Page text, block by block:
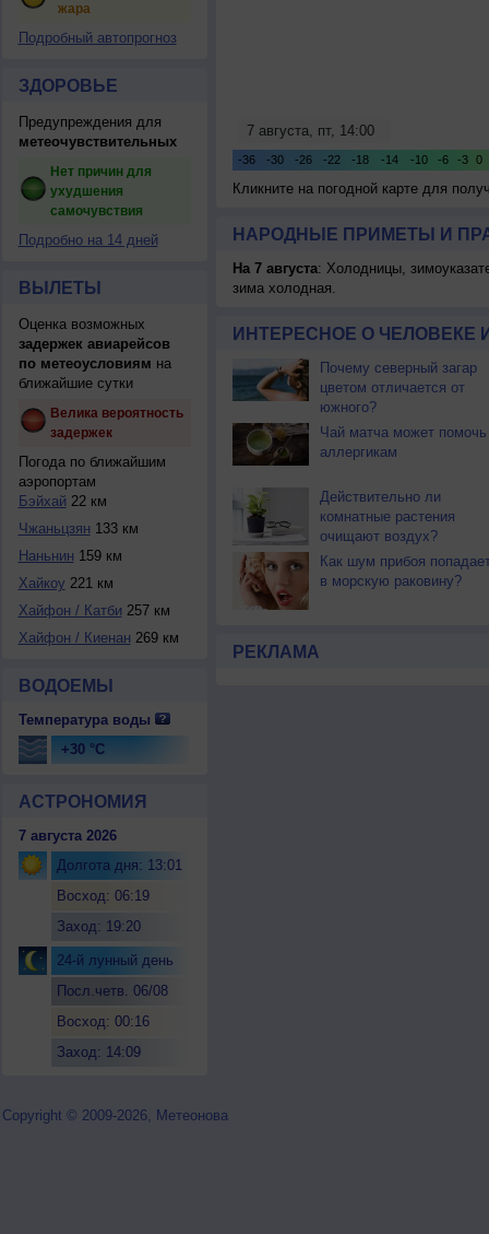
жара
Подробный автопрогноз
ЗДОРОВЬЕ
Предупреждения для
метеочувствительных
Нет причин для
ухудшения
самочувствия
Подробно на 14 дней
ВЫЛЕТЫ
Оценка возможных
задержек авиарейсов
по метеоусловиям на
ближайшие сутки
Велика вероятность
задержек
Погода по ближайшим
аэропортам
Бэйхай 22 км
Чжаньцзян 133 км
Наньнин 159 км
Хайкоу 221 км
Хайфон / Катби 257 км
Хайфон / Киенан 269 км
ВОДОЕМЫ
Температура воды
+30 °C
АСТРОНОМИЯ
7 августа 2026
Долгота дня: 13:01
Восход: 06:19
Заход: 19:20
24-й лунный день
Посл.четв. 06/08
Восход: 00:16
Заход: 14:09
Кликните на погодной карте для
НАРОДНЫЕ ПРИМЕТЫ И
На 7 августа: Холодницы,
зима холодная.
ИНТЕРЕСНОЕ О ЧЕЛОВЕКЕ
Почему северный загар
цветом отличается от
южного?
Чай матча может помочь
аллергикам
Действительно ли
комнатные растения
очищают воздух?
Как шум прибоя
в морскую раковину?
РЕКЛАМА
Copyright © 2009-2026, Метеонова